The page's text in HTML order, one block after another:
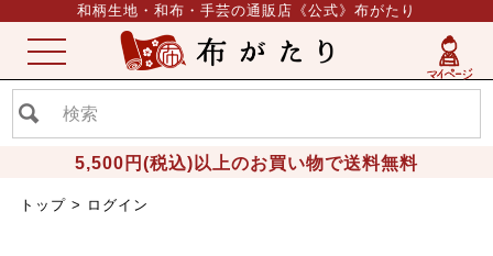
和柄生地・和布・手芸の通販店《公式》布がたり
5,500円(税込)以上のお買い物で送料無料
ME
NU
トップ ログイン